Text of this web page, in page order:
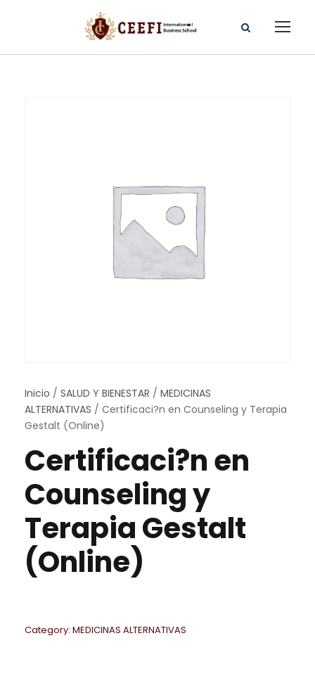
Inicio / SALUD Y BIENESTAR / MEDICINAS
ALTERNATIVAS / Certificaci?n en Counseling y Terapia
Gestalt (Online)
Certificaci?n en
Counseling y
Terapia Gestalt
(Online)
Category: MEDICINAS ALTERNATIVAS